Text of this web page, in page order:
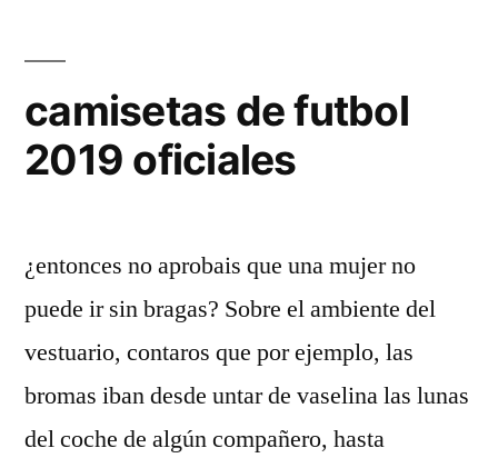
camisetas de futbol
2019 oficiales
¿entonces no aprobais que una mujer no
puede ir sin bragas? Sobre el ambiente del
vestuario, contaros que por ejemplo, las
bromas iban desde untar de vaselina las lunas
del coche de algún compañero, hasta